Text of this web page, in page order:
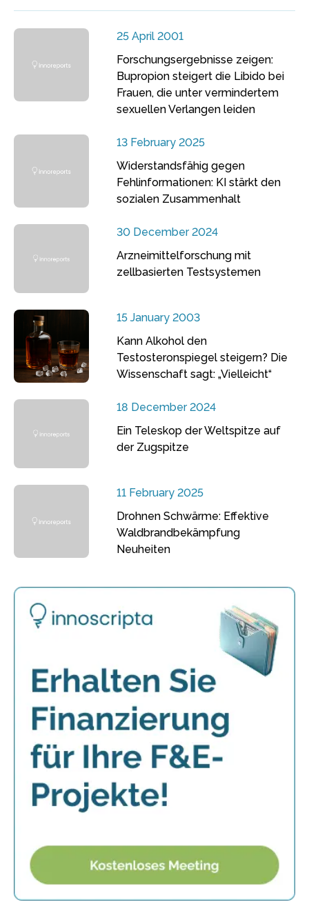
25 April 2001
Forschungsergebnisse zeigen:
Bupropion steigert die Libido bei
Frauen, die unter vermindertem
sexuellen Verlangen leiden
13 February 2025
Widerstandsfähig gegen
Fehlinformationen: KI stärkt den
sozialen Zusammenhalt
30 December 2024
Arzneimittelforschung mit
zellbasierten Testsystemen
15 January 2003
Kann Alkohol den
Testosteronspiegel steigern? Die
Wissenschaft sagt: „Vielleicht“
18 December 2024
Ein Teleskop der Weltspitze auf
der Zugspitze
11 February 2025
Drohnen Schwärme: Effektive
Waldbrandbekämpfung
Neuheiten